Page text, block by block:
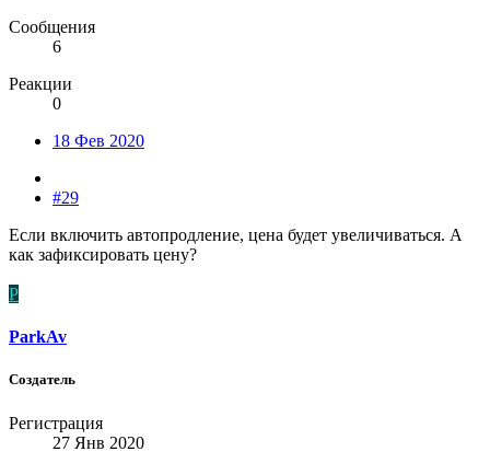
Сообщения
6
Реакции
0
18 Фев 2020
#29
Если включить автопродление, цена будет увеличиваться. А
как зафиксировать цену?
P
ParkAv
Создатель
Регистрация
27 Янв 2020